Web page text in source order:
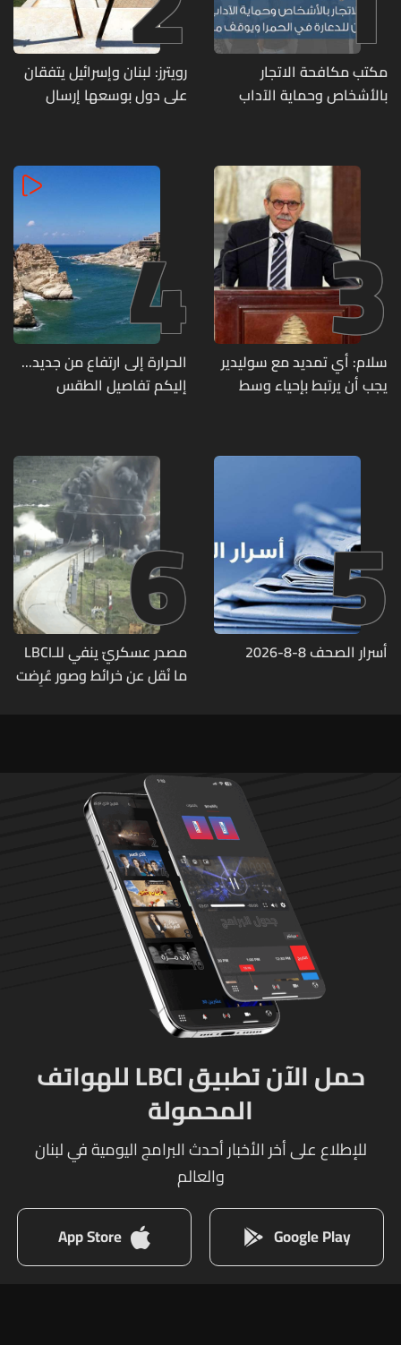
مكتب مكافحة الاتجار
بالأشخاص وحماية الآداب
متورطين
رويترز: لبنان وإسرائيل يتفقان
على دول بوسعها إرسال
3
سلام: أي تمديد مع سوليدير
يجب أن يرتبط بإحياء وسط
4
الحرارة إلى ارتفاع من جديد...
إليكم تفاصيل الطقس
5
أسرار الصحف 8-8-2026 6
مصدر عسكريّ ينفي للـLBCI
ما نُقل عن خرائط وصور عُرِضت
حمل الآن تطبيق LBCI للهواتف
المحمولة
للإطلاع على أخر الأخبار أحدث البرامج اليومية في لبنان
والعالم
Google Play
App Store